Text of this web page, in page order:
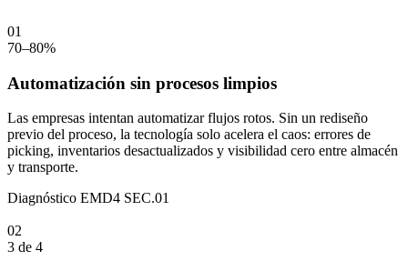
01
70–80%
Automatización sin procesos limpios
Las empresas intentan automatizar flujos rotos. Sin un rediseño
previo del proceso, la tecnología solo acelera el caos: errores de
picking, inventarios desactualizados y visibilidad cero entre almacén
y transporte.
Diagnóstico EMD4 SEC.01
02
3 de 4